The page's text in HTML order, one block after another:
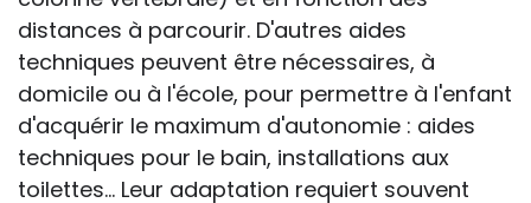
distances à parcourir. D'autres aides
techniques peuvent être nécessaires, à
domicile ou à l'école, pour permettre à l'enfant
d'acquérir le maximum d'autonomie : aides
techniques pour le bain, installations aux
toilettes... Leur adaptation requiert souvent